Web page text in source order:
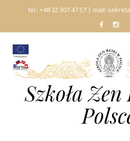
tel.: +48 32 307 47 57| mail:
fb In
Szkoła